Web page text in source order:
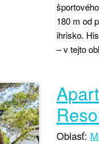
180 m od
ihrisko.
– v tejto
Oblasť: